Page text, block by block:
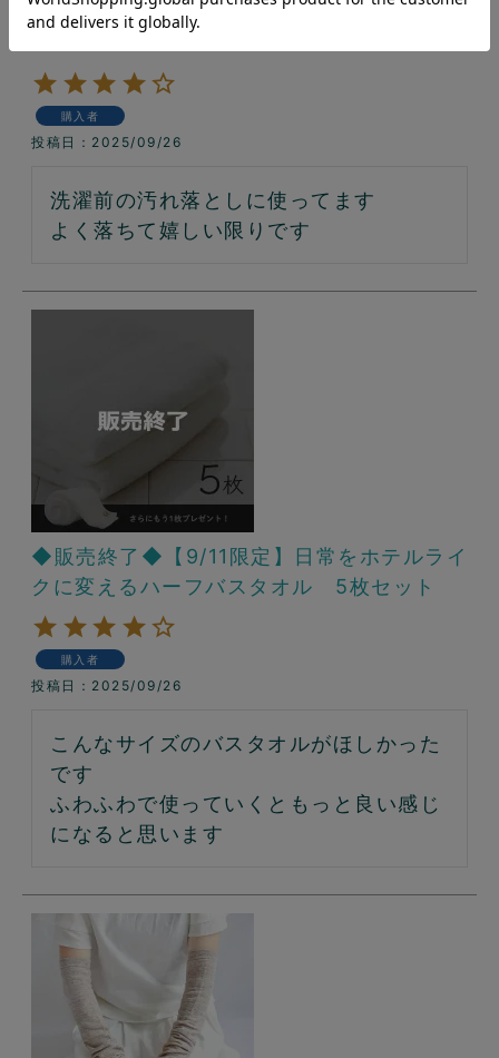
とれるNO.1粉末200グラム
購入者
投稿日 2025/09/26
洗濯前の汚れ落としに使ってます
よく落ちて嬉しい限りです
◆販売終了◆【9/11限定】日常をホテルライ
クに変えるハーフバスタオル 5枚セット
購入者
投稿日 2025/09/26
こんなサイズのバスタオルがほしかった
です
ふわふわで使っていくともっと良い感じ
になると思います